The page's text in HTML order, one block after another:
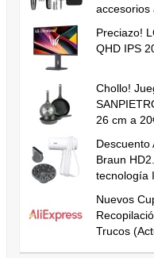
accesorios
Preciazo!
QHD IPS
Chollo!
26 cm a
Descuento
Braun
tecnología
Nuevos
Trucos